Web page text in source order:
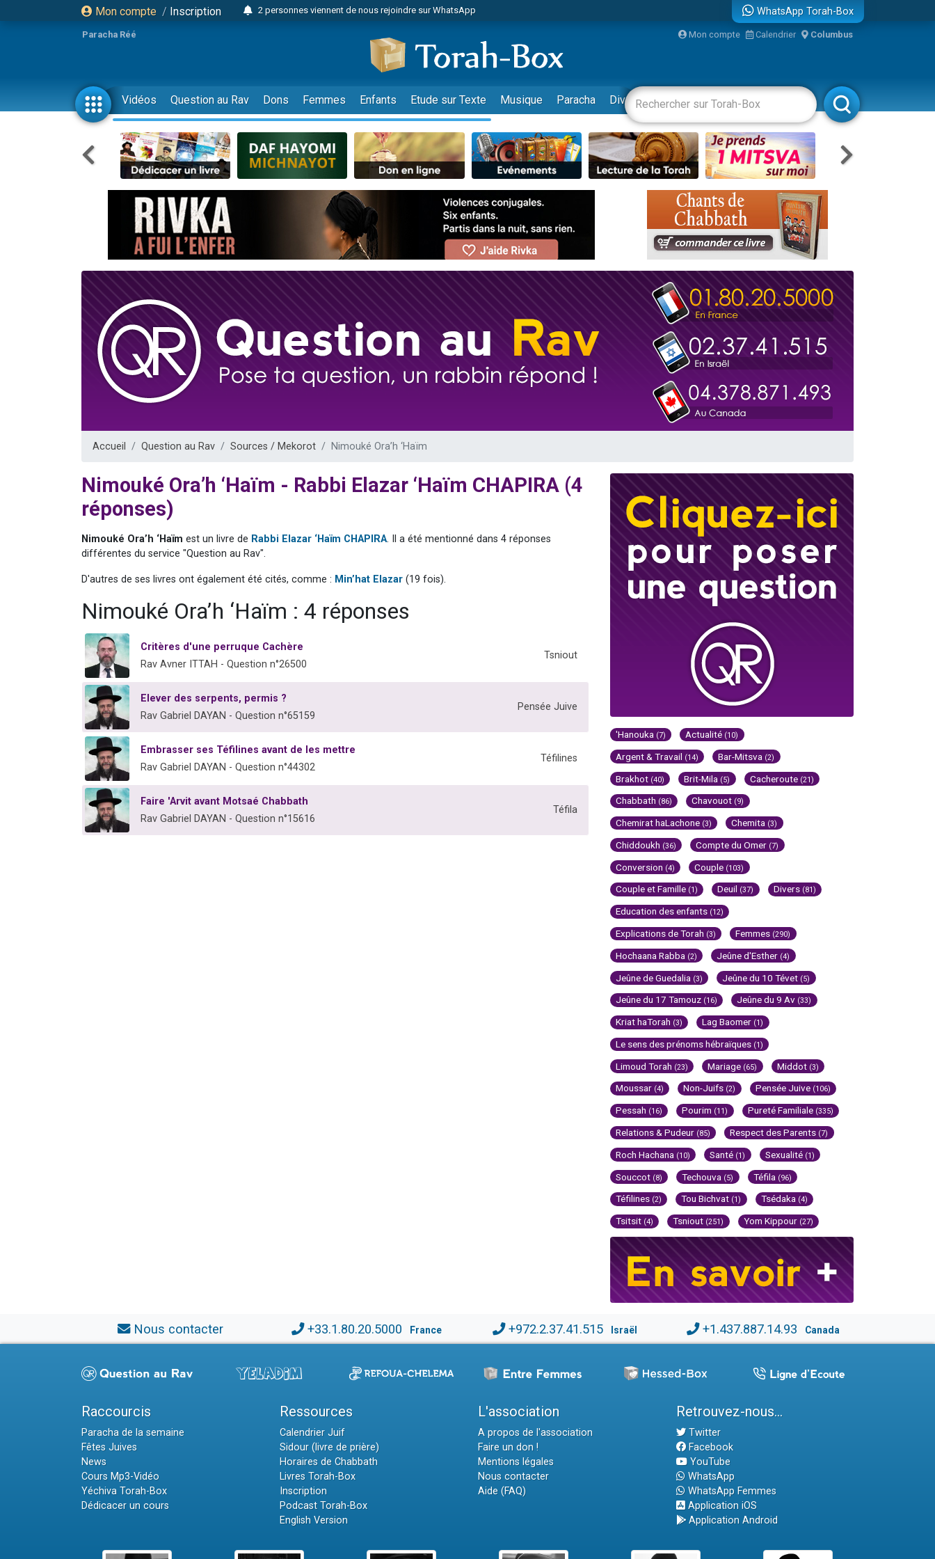
Mon compte / Inscription
6 personnes viennent de nous rejoindre sur WhatsApp
2 personnes viennent de faire un don pour 1 Journée de Vacances Pour les Enfants
17 personnes viennent de demander une bénédiction
4 personnes viennent de nous rejoindre sur WhatsApp
Il reste 49 places pour étudier en groupe sur Zoom
23 personnes viennent de faire un don pour Diane, 80 ans, dans un appartement insalubre
Eva vient de donner son Maasser
4 personnes viennent de nous rejoindre sur WhatsApp
3 personnes viennent de nous rejoindre sur WhatsApp
3 personnes viennent de faire un don pour 5 jours de vacances aux Orphelins
Odaya vient de donner son Maasser
13 personnes viennent de demander une bénédiction
2 personnes viennent de nous rejoindre sur WhatsApp
30 personnes viennent de faire un don pour Sauvez la jambe de Yohan
Il reste 49 places pour étudier en groupe sur Zoom
12 nouvelles musiques dans Torah-Box Music
3 personnes viennent de nous rejoindre sur WhatsApp
2 personnes viennent de nous rejoindre sur WhatsApp
WhatsApp Torah-Box
Paracha Réé Mon compte Calendrier Columbus
Vidéos Question au Rav Dons Femmes Enfants Etude sur Texte Musique Paracha Divertissements Livres Rabbanim
Accueil Question au Rav Sources / Mekorot Nimouké Ora’h ‘Haïm
Nimouké Ora’h ‘Haïm - Rabbi Elazar ‘Haïm CHAPIRA (4
réponses)
Nimouké Ora’h ‘Haïm est un livre de Rabbi Elazar ‘Haïm CHAPIRA. Il a été mentionné dans 4 réponses
différentes du service "Question au Rav".
D'autres de ses livres ont également été cités, comme : Min’hat Elazar (19 fois).
Nimouké Ora’h ‘Haïm : 4 réponses
Critères d'une perruque Cachère
Rav Avner ITTAH - Question n°26500
Tsniout
Elever des serpents, permis ?
Rav Gabriel DAYAN - Question n°65159
Pensée Juive
Embrasser ses Téfilines avant de les mettre
Rav Gabriel DAYAN - Question n°44302
Téfilines
Faire 'Arvit avant Motsaé Chabbath
Rav Gabriel DAYAN - Question n°15616
Téfila
'Hanouka (7) Actualité (10)
Argent & Travail (14) Bar-Mitsva (2)
Brakhot (40) Brit-Mila (5) Cacheroute (21)
Chabbath (86) Chavouot (9)
Chemirat haLachone (3) Chemita (3)
Chiddoukh (36) Compte du Omer (7)
Conversion (4) Couple (103)
Couple et Famille (1) Deuil (37) Divers (81)
Education des enfants (12)
Explications de Torah (3) Femmes (290)
Hochaana Rabba (2) Jeûne d'Esther (4)
Jeûne de Guedalia (3) Jeûne du 10 Tévet (5)
Jeûne du 17 Tamouz (16) Jeûne du 9 Av (33)
Kriat haTorah (3) Lag Baomer (1)
Le sens des prénoms hébraïques (1)
Limoud Torah (23) Mariage (65) Middot (3)
Moussar (4) Non-Juifs (2) Pensée Juive (106)
Pessah (16) Pourim (11) Pureté Familiale (335)
Relations & Pudeur (85) Respect des Parents (7)
Roch Hachana (10) Santé (1) Sexualité (1)
Souccot (8) Techouva (5) Téfila (96)
Téfilines (2) Tou Bichvat (1) Tsédaka (4)
Tsitsit (4) Tsniout (251) Yom Kippour (27)
Nous contacter +33.1.80.20.5000 France +972.2.37.41.515 Israël +1.437.887.14.93 Canada
Raccourcis
Paracha de la semaine
Fêtes Juives
News
Cours Mp3-Vidéo
Yéchiva Torah-Box
Dédicacer un cours
Ressources
Calendrier Juif
Sidour (livre de prière)
Horaires de Chabbath
Livres Torah-Box
Inscription
Podcast Torah-Box
English Version
L'association
A propos de l'association
Faire un don !
Mentions légales
Nous contacter
Aide (FAQ)
Retrouvez-nous...
Twitter
Facebook
YouTube
WhatsApp
WhatsApp Femmes
Application iOS
Application Android